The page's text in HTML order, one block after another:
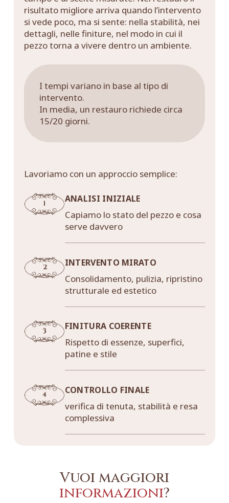
risultato migliore arriva quando l’intervento
si vede poco, ma si sente: nella stabilità, nei
dettagli, nelle finiture, nel modo in cui il
pezzo torna a vivere dentro un ambiente.
I tempi variano in base al tipo di
intervento.
In media, un restauro richiede circa
15/20 giorni.
Lavoriamo con un approccio semplice:
ANALISI INIZIALE
Capiamo lo stato del pezzo e cosa
serve davvero
INTERVENTO MIRATO
Consolidamento, pulizia, ripristino
strutturale ed estetico
FINITURA COERENTE
Rispetto di essenze, superfici,
patine e stile
CONTROLLO FINALE
verifica di tenuta, stabilità e resa
complessiva
Vuoi maggiori
informazioni?